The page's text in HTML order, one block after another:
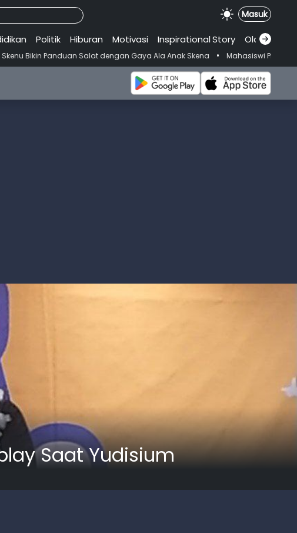
Masuk
Politik Hiburan Motivasi Inspirational.Story Olahraga
Salat dengan Gaya Ala Anak Skena • Mahasiswi Prodi FKM-Undana
Saat Yudisium